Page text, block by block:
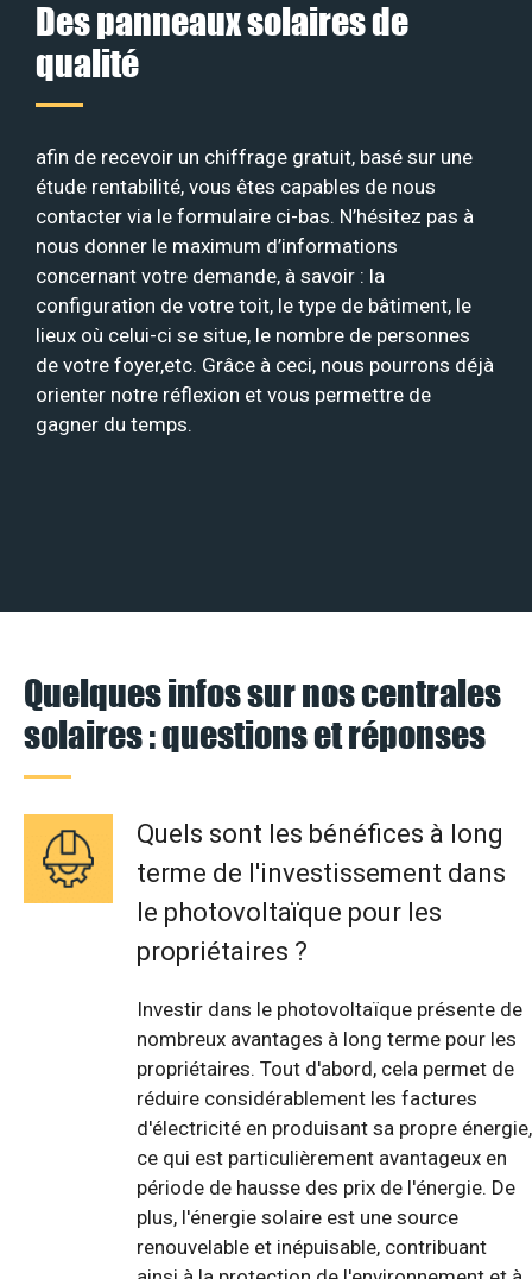
Des panneaux solaires de
qualité
afin de recevoir un chiffrage gratuit, basé sur une
étude rentabilité, vous êtes capables de nous
contacter via le formulaire ci-bas. N’hésitez pas à
nous donner le maximum d’informations
concernant votre demande, à savoir : la
configuration de votre toit, le type de bâtiment, le
lieux où celui-ci se situe, le nombre de personnes
de votre foyer,etc. Grâce à ceci, nous pourrons déjà
orienter notre réflexion et vous permettre de
gagner du temps.
Quelques infos sur nos centrales
solaires : questions et réponses
Quels sont les bénéfices à long
terme de l'investissement dans
le photovoltaïque pour les
propriétaires ?
Investir dans le photovoltaïque présente de
nombreux avantages à long terme pour les
propriétaires. Tout d'abord, cela permet de
réduire considérablement les factures
d'électricité en produisant sa propre énergie,
ce qui est particulièrement avantageux en
période de hausse des prix de l'énergie. De
plus, l'énergie solaire est une source
renouvelable et inépuisable, contribuant